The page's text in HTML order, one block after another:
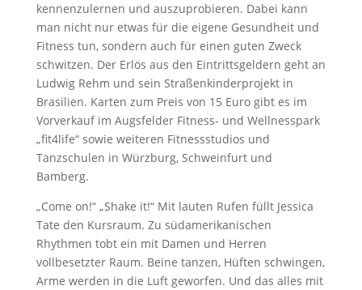
kennenzulernen und auszuprobieren. Dabei kann
man nicht nur etwas für die eigene Gesundheit und
Fitness tun, sondern auch für einen guten Zweck
schwitzen. Der Erlös aus den Eintrittsgeldern geht an
Ludwig Rehm und sein Straßenkinderprojekt in
Brasilien. Karten zum Preis von 15 Euro gibt es im
Vorverkauf im Augsfelder Fitness- und Wellnesspark
„fit4life“ sowie weiteren Fitnessstudios und
Tanzschulen in Würzburg, Schweinfurt und
Bamberg.
„Come on!“ „Shake it!“ Mit lauten Rufen füllt Jessica
Tate den Kursraum. Zu südamerikanischen
Rhythmen tobt ein mit Damen und Herren
vollbesetzter Raum. Beine tanzen, Hüften schwingen,
Arme werden in die Luft geworfen. Und das alles mit